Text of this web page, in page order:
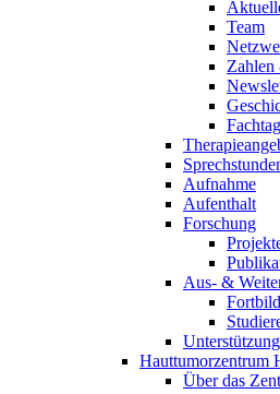
Team
Zahlen
Aufnahme
Aufenthalt
Forschung
Aus- &
Hauttumorzentrum
Über das